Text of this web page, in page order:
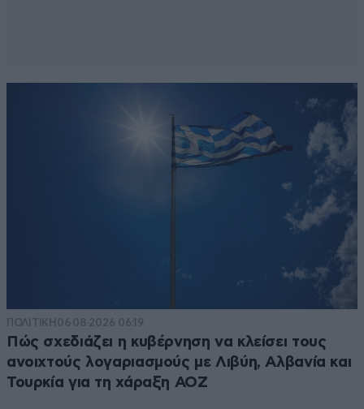
ΠΟΛΙΤΙΚΗ 06·08·2026 06:19
Πώς σχεδιάζει η κυβέρνηση να κλείσει τους
ανοιχτούς λογαριασμούς με Λιβύη, Αλβανία και
Τουρκία για τη χάραξη ΑΟΖ